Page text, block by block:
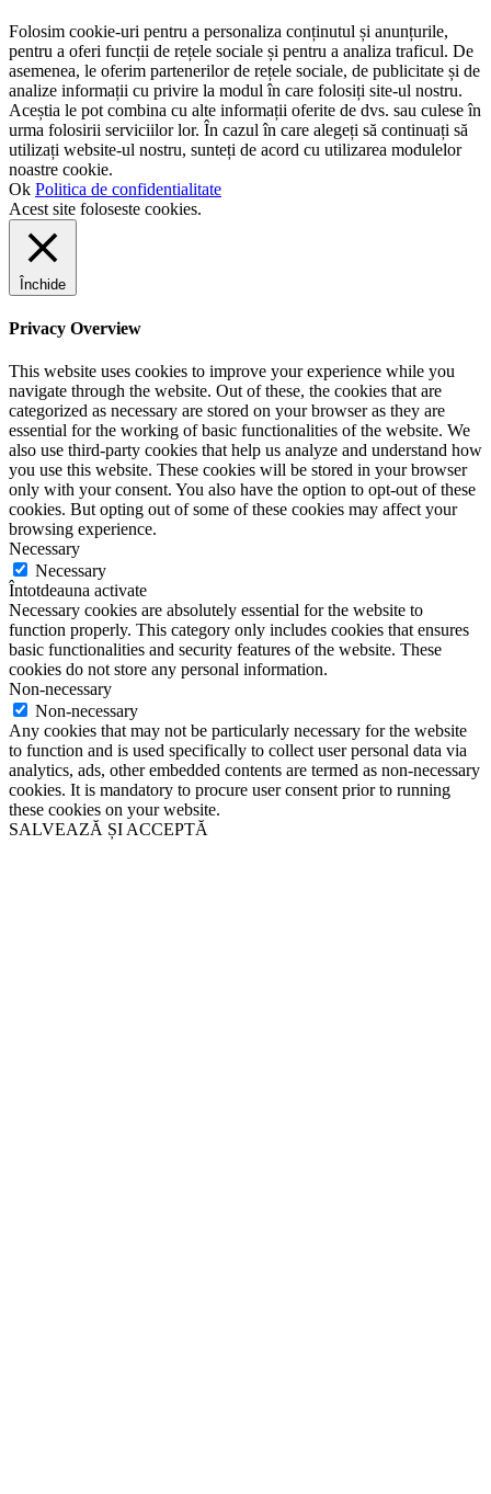
Folosim cookie-uri pentru a personaliza conținutul și anunțurile,
pentru a oferi funcții de rețele sociale și pentru a analiza traficul. De
asemenea, le oferim partenerilor de rețele sociale, de publicitate și de
analize informații cu privire la modul în care folosiți site-ul nostru.
Aceștia le pot combina cu alte informații oferite de dvs. sau culese în
urma folosirii serviciilor lor. În cazul în care alegeți să continuați să
utilizați website-ul nostru, sunteți de acord cu utilizarea modulelor
noastre cookie.
Ok Politica de confidentialitate
Acest site foloseste cookies.
Închide
Privacy Overview
This website uses cookies to improve your experience while you
navigate through the website. Out of these, the cookies that are
categorized as necessary are stored on your browser as they are
essential for the working of basic functionalities of the website. We
also use third-party cookies that help us analyze and understand how
you use this website. These cookies will be stored in your browser
only with your consent. You also have the option to opt-out of these
cookies. But opting out of some of these cookies may affect your
browsing experience.
Necessary
Necessary
Întotdeauna activate
Necessary cookies are absolutely essential for the website to
function properly. This category only includes cookies that ensures
basic functionalities and security features of the website. These
cookies do not store any personal information.
Non-necessary
Non-necessary
Any cookies that may not be particularly necessary for the website
to function and is used specifically to collect user personal data via
analytics, ads, other embedded contents are termed as non-necessary
cookies. It is mandatory to procure user consent prior to running
these cookies on your website.
SALVEAZĂ ȘI ACCEPTĂ